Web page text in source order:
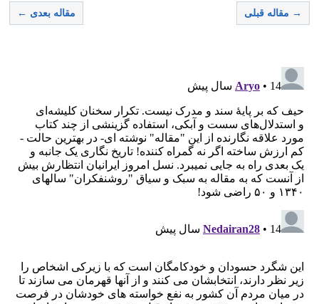
→ مقاله قبلی مقاله بعدی ←